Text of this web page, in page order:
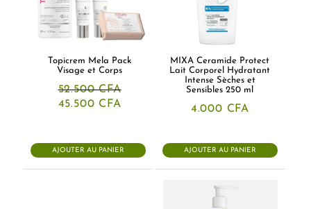
Topicrem Mela Pack
Visage et Corps
52.500CFA
Le
52.500 CFA.
45.500 CFA
45.500 CFA.
AJOUTER AU PANIER
MIXA Ceramide Protect
Lait Corporel Hydratant
Intense Sèches et
Sensibles 250 ml
4.000 CFA
AJOUTER AU PANIER